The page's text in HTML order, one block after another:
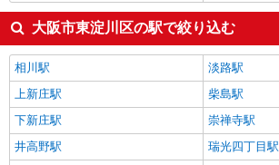
大阪市東淀川区の駅で絞り込む
相川駅
淡路駅
上新庄駅
柴島駅
下新庄駅
崇禅寺駅
井高野駅
瑞光四丁目駅